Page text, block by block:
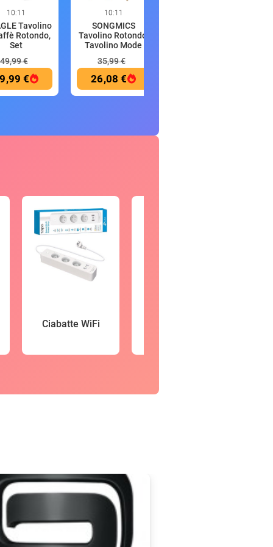
10:11
Tavolino
Rotondo,
Set
49,99 €
€
10:11
SONGMICS
Tavolino Rotondo,
Tavolino Mode
35,99 €
26,08 €
Ciabatte WiFi